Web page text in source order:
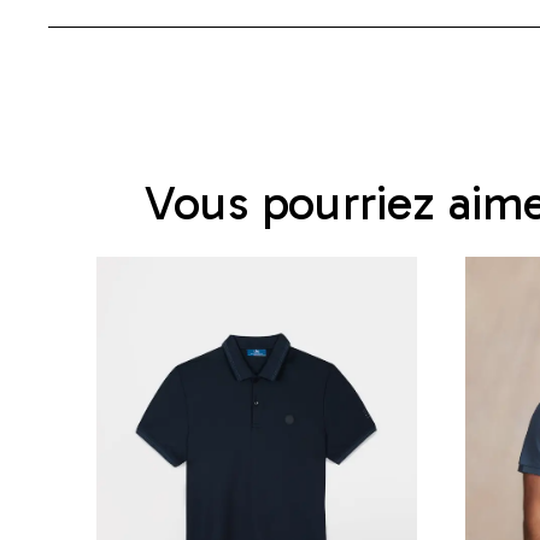
Vous pourriez